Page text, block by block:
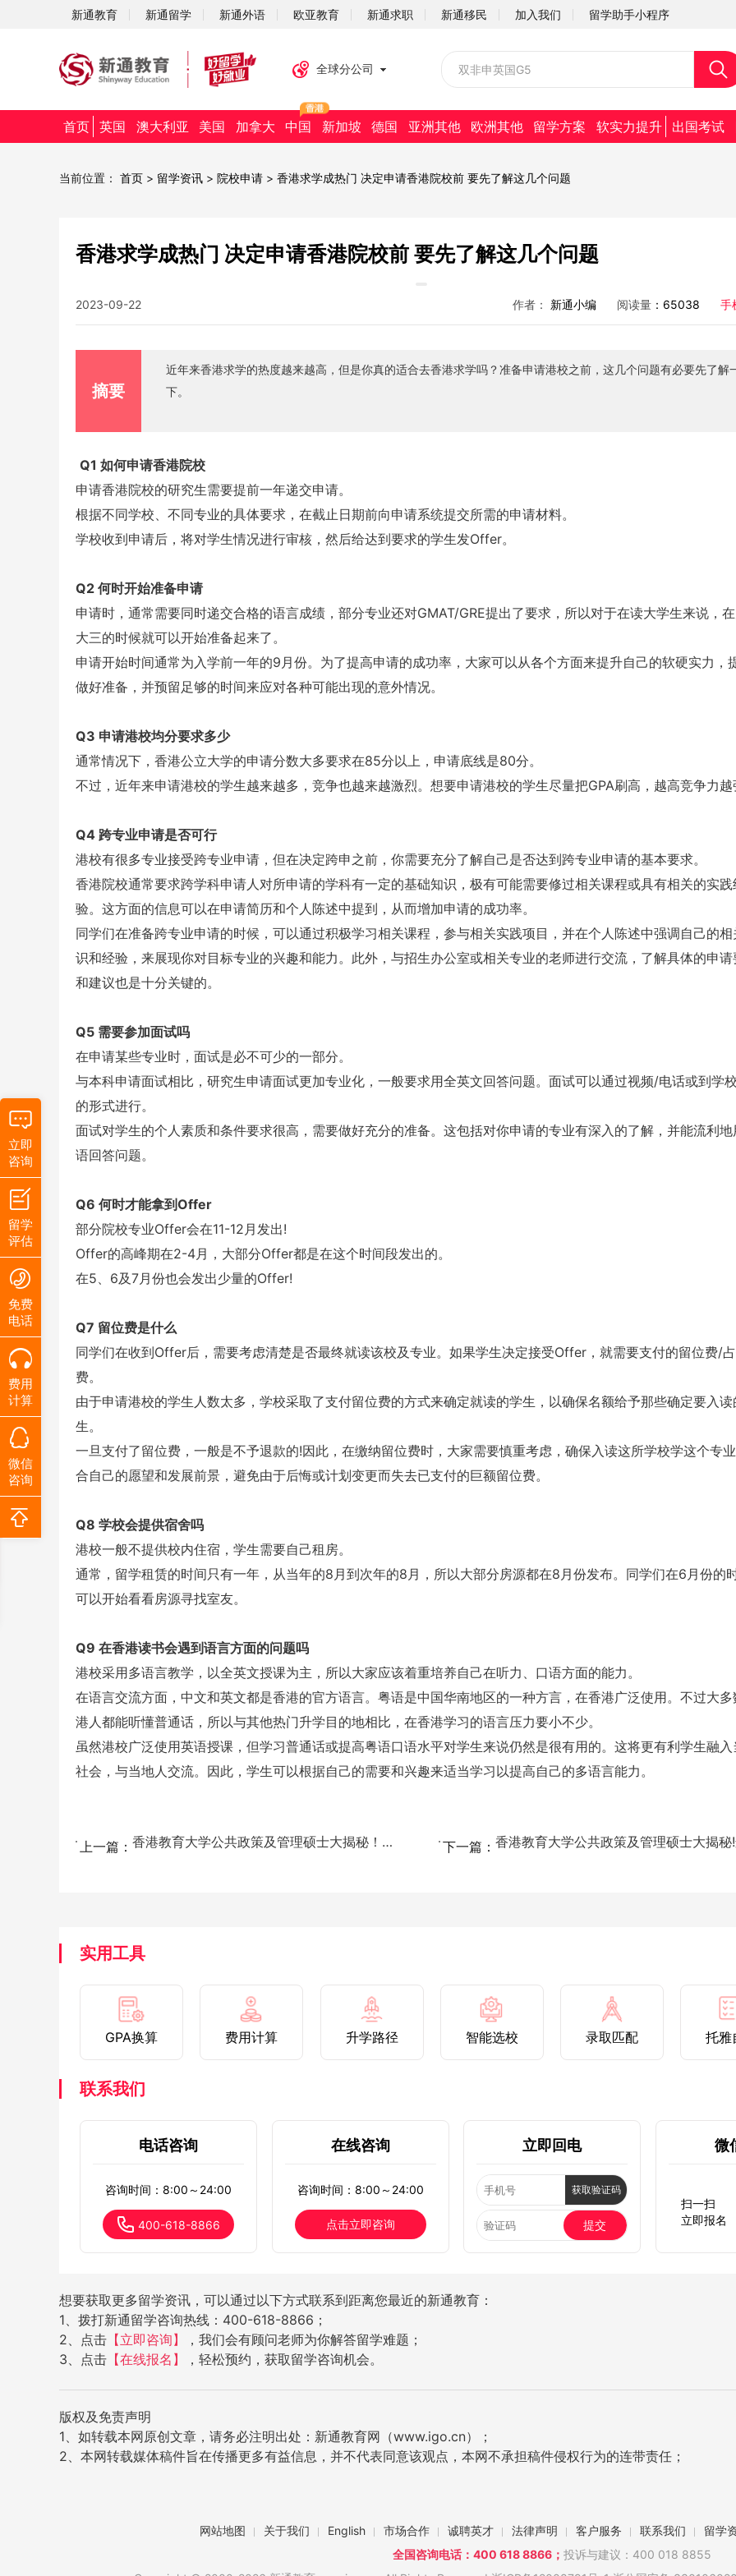
新通教育 新通留学 新通外语 欧亚教育 新通求职 新通移民 加入我们
社会招聘
留学助手小程序
全球分公司
首页 英国 澳大利亚 美国 加拿大 中国 新加坡 德国 亚洲其他 欧洲其他 留学方案 软实力提升 出国考试
当前位置： 首页 > 留学资讯 > 院校申请 > 香港求学成热门 决定申请香港院校前 要先了解这几个问题
香港求学成热门 决定申请香港院校前 要先了解这几个问题
2023-09-22 作者： 新通小编 阅读量 ：65038 手
摘要
近年来香港求学的热度越来越高，但是你真的适合去香港求学吗？准备申请港校之前，这几个问题有必要先了解
下。
Q1 如何申请香港院校
申请香港院校的研究生需要提前一年递交申请。
根据不同学校、不同专业的具体要求，在截止日期前向申请系统提交所需的申请材料。
学校收到申请后，将对学生情况进行审核，然后给达到要求的学生发Offer。
Q2 何时开始准备申请
申请时，通常需要同时递交合格的语言成绩，部分专业还对GMAT/GRE提出了要求，所以对于在读大学生来说，
大三的时候就可以开始准备起来了。
申请开始时间通常为入学前一年的9月份。为了提高申请的成功率，大家可以从各个方面来提升自己的软硬实力，
做好准备，并预留足够的时间来应对各种可能出现的意外情况。
Q3 申请港校均分要求多少
通常情况下，香港公立大学的申请分数大多要求在85分以上，申请底线是80分。
不过，近年来申请港校的学生越来越多，竞争也越来越激烈。想要申请港校的学生尽量把GPA刷高，越高竞争力越
Q4 跨专业申请是否可行
港校有很多专业接受跨专业申请，但在决定跨申之前，你需要充分了解自己是否达到跨专业申请的基本要求。
香港院校通常要求跨学科申请人对所申请的学科有一定的基础知识，极有可能需要修过相关课程或具有相关的实践
验。这方面的信息可以在申请简历和个人陈述中提到，从而增加申请的成功率。
同学们在准备跨专业申请的时候，可以通过积极学习相关课程，参与相关实践项目，并在个人陈述中强调自己的相
识和经验，来展现你对目标专业的兴趣和能力。此外，与招生办公室或相关专业的老师进行交流，了解具体的申请
和建议也是十分关键的。
Q5 需要参加面试吗
在申请某些专业时，面试是必不可少的一部分。
与本科申请面试相比，研究生申请面试更加专业化，一般要求用全英文回答问题。面试可以通过视频/电话或到学
的形式进行。
面试对学生的个人素质和条件要求很高，需要做好充分的准备。这包括对你申请的专业有深入的了解，并能流利地
语回答问题。
Q6 何时才能拿到Offer
部分院校专业Offer会在11-12月发出!
Offer的高峰期在2-4月，大部分Offer都是在这个时间段发出的。
在5、6及7月份也会发出少量的Offer!
Q7 留位费是什么
同学们在收到Offer后，需要考虑清楚是否最终就读该校及专业。如果学生决定接受Offer，就需要支付的留位费/
费。
由于申请港校的学生人数太多，学校采取了支付留位费的方式来确定就读的学生，以确保名额给予那些确定要入读
生。
一旦支付了留位费，一般是不予退款的!因此，在缴纳留位费时，大家需要慎重考虑，确保入读这所学校学这个专
合自己的愿望和发展前景，避免由于后悔或计划变更而失去已支付的巨额留位费。
Q8 学校会提供宿舍吗
港校一般不提供校内住宿，学生需要自己租房。
通常，留学租赁的时间只有一年，从当年的8月到次年的8月，所以大部分房源都在8月份发布。同学们在6月份的
可以开始看看房源寻找室友。
Q9 在香港读书会遇到语言方面的问题吗
港校采用多语言教学，以全英文授课为主，所以大家应该着重培养自己在听力、口语方面的能力。
在语言交流方面，中文和英文都是香港的官方语言。粤语是中国华南地区的一种方言，在香港广泛使用。不过大多
港人都能听懂普通话，所以与其他热门升学目的地相比，在香港学习的语言压力要小不少。
虽然港校广泛使用英语授课，但学习普通话或提高粤语口语水平对学生来说仍然是很有用的。这将更有利学生融入
社会，与当地人交流。因此，学生可以根据自己的需要和兴趣来适当学习以提高自己的多语言能力。
上一篇： 香港教育大学公共政策及管理硕士大揭秘！这个专业到底学... 下一篇：
实用工具
GPA换算 费用计算 升学路径 智能选校 录取匹配 托雅
联系我们
电话咨询
咨询时间：8:00～24:00
400-618-8866
在线咨询
咨询时间：8:00～24:00
点击立即咨询
立即回电
获取验证码
提交
微
扫一扫
立即报名
想要获取更多留学资讯，可以通过以下方式联系到距离您最近的新通教育：
1、拨打新通留学咨询热线：400-618-8866；
2、点击 【立即咨询】
，我们会有顾问老师为你解答留学难题；
3、点击 【在线报名】 ，轻松预约，获取留学咨询机会。
版权及免责声明
1、如转载本网原创文章，请务必注明出处：新通教育网（www.igo.cn）；
2、本网转载媒体稿件旨在传播更多有益信息，并不代表同意该观点，本网不承担稿件侵权行为的连带责任；
网站地图 关于我们 English 市场合作 诚聘英才 法律声明 客户服务 联系我们 留学
全国咨询电话：400 618 8866； 投诉与建议：400 018 8855
立即
咨询
留学
评估
免费
电话
费用
计算
微信
咨询